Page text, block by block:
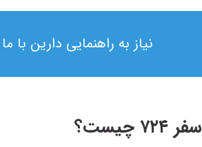
نیاز به راهنمایی دارین
سفر ۷۲۴ چیست؟